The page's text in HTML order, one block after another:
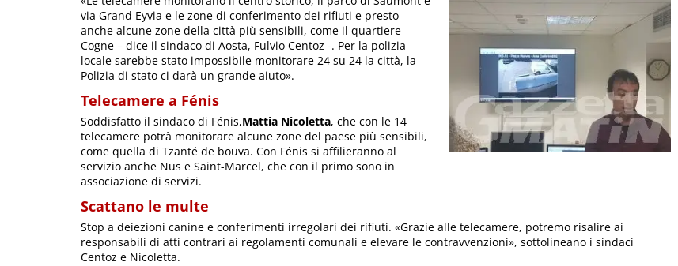
via Grand Eyvia e le zone di conferimento dei rifiuti e presto
anche alcune zone della città più sensibili, come il quartiere
Cogne – dice il sindaco di Aosta, Fulvio Centoz -. Per la polizia
locale sarebbe stato impossibile monitorare 24 su 24 la città, la
Polizia di stato ci darà un grande aiuto».
Telecamere a Fénis
Soddisfatto il sindaco di Fénis,Mattia Nicoletta, che con le 14
telecamere potrà monitorare alcune zone del paese più sensibili,
come quella di Tzanté de bouva. Con Fénis si affilieranno al
servizio anche Nus e Saint-Marcel, che con il primo sono in
associazione di servizi.
Scattano le multe
Stop a deiezioni canine e conferimenti irregolari dei rifiuti. «Grazie alle telecamere, potremo risalire ai
responsabili di atti contrari ai regolamenti comunali e elevare le contravvenzioni», sottolineano i sindaci
Centoz e Nicoletta.